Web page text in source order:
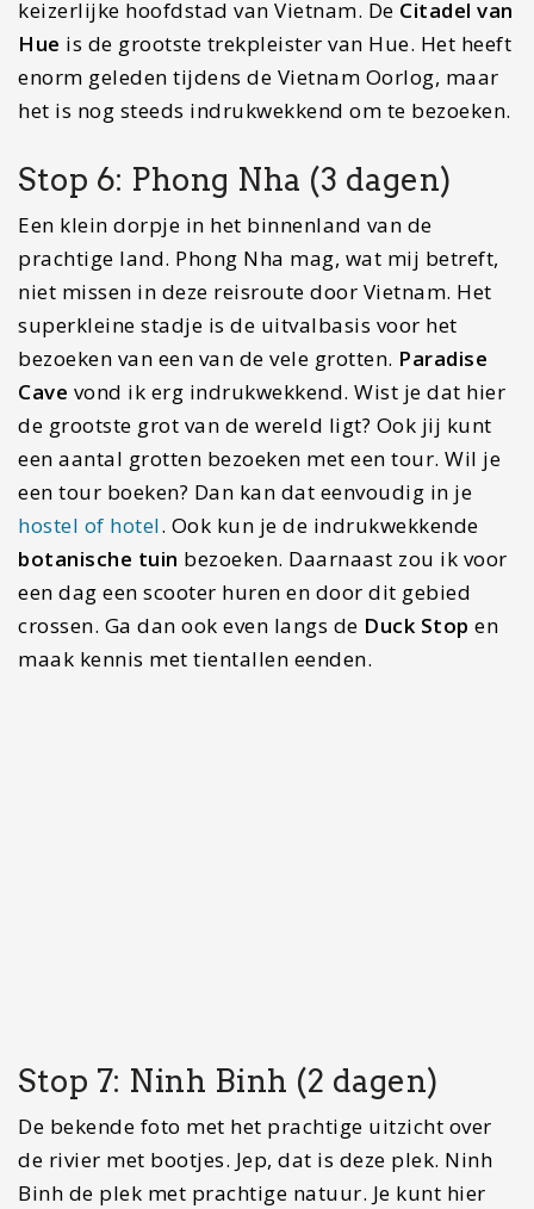
bezoeken van een van de vele grotten. Paradise
Cavevond ik erg indrukwekkend. Wist je dat hier
de grootste grot van de wereld ligt? Ook jij kunt
een aantal grotten bezoeken met een tour. Wil je
hostel of hotel. Ook kun je de indrukwekkende
botanische tuinbezoeken. Daarnaast zou ik voor
een dag een scooter huren en door dit gebied
crossen. Ga dan ook even langs de Duck Stopen
maak kennis met tientallen eenden.
Stop 7: Ninh Binh (2 dagen)
De bekende foto met het prachtige uitzicht over
de rivier met bootjes. Jep, dat is deze plek. Ninh
een boottocht over de
rivier maken
tussen de prachtige rijstvelden en hoge bergen.
Vietnam. In deze stad hangt een heerlijke sfeer en
is het vooral erg groen. Het groteHoan Kien Lake
is dan ook het oogappeltje van de stad. Geniet
hier even van de rust, bekijk deDen Ngoc Son